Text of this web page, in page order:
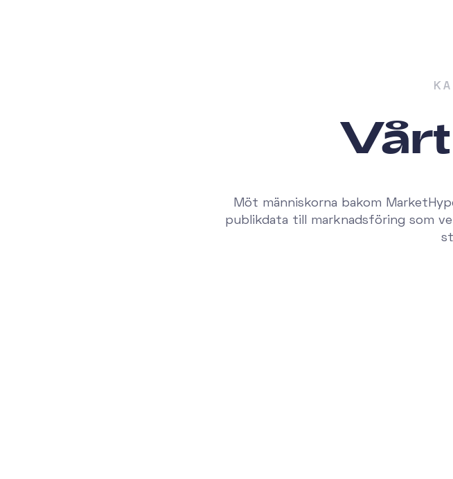
Möt människorna bakom
publikdata till marknadsföring som